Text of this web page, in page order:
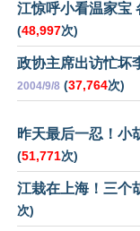
江惊呼小看温家宝
(48,997次)
政协主席出访忙坏
2004/9/8 (37,764次)
昨天最后一忍！小
(51,771次)
江栽在上海！三个
次)